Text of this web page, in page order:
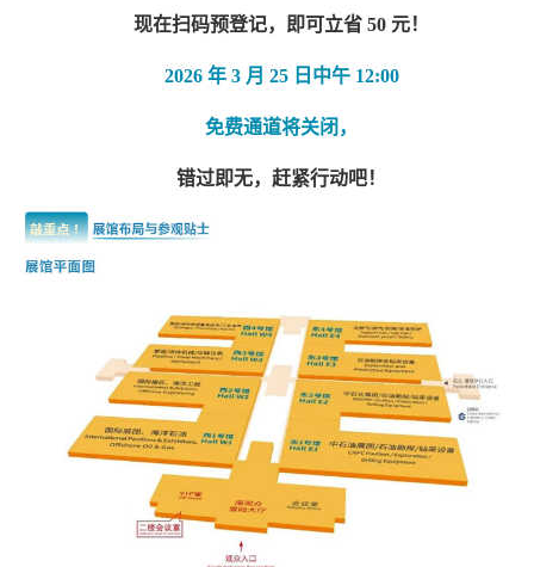
现在扫码预登记，即可立省 50 元！
2026 年 3 月 25 日中午 12:00
免费通道将关闭，
错过即无，赶紧行动吧！